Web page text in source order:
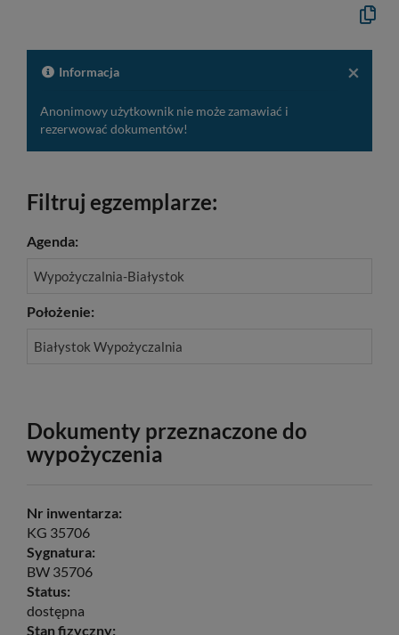
Kopiuj
do
×
Informacja
Anonimowy użytkownik nie może zamawiać i
rezerwować dokumentów!
Filtruj egzemplarze:
Agenda:
Wypożyczalnia-Białystok
Położenie:
Białystok Wypożyczalnia
Dokumenty przeznaczone do
wypożyczenia
Nr inwentarza:
KG 35706
Sygnatura:
BW 35706
Status:
dostępna
Stan fizyczny: